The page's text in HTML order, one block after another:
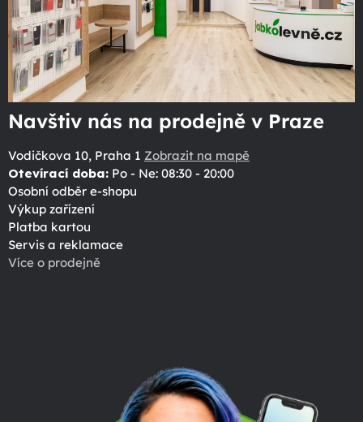
Navštiv nás na prodejně v Praze
Vodičkova 10, Praha 1 Zobrazit na mapě
Otevírací doba: Po - Ne: 08:30 - 20:00
Osobní odběr e-shopu
Výkup zařízení
Platba kartou
Servis a reklamace
Více o prodejně